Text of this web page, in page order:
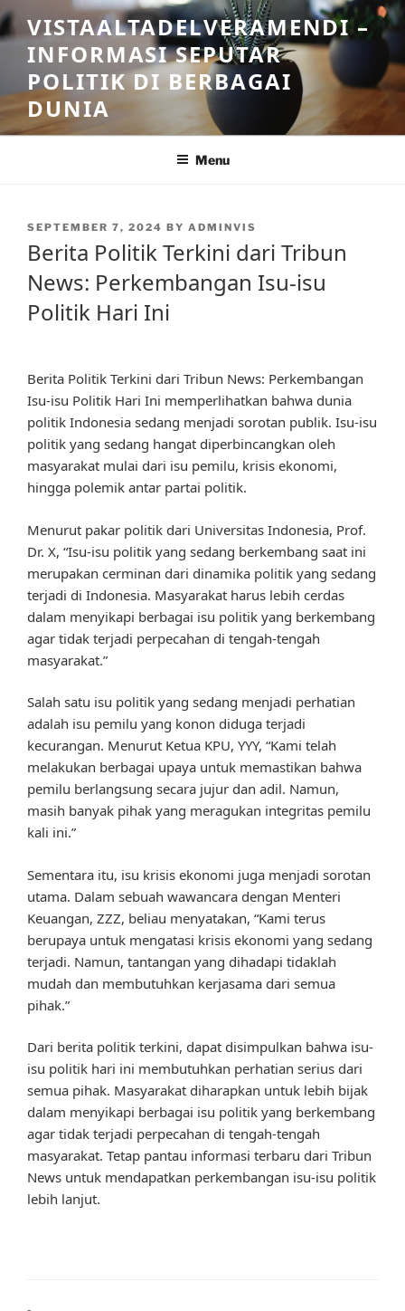
Skip
to
content
VISTAALTADELVERAMENDI –
INFORMASI SEPUTAR
POLITIK DI BERBAGAI
DUNIA
Menu
POSTED
SEPTEMBER 7, 2024 BY ADMINVIS
Berita Politik Terkini dari Tribun
News: Perkembangan Isu-isu
Politik Hari Ini
Berita Politik Terkini dari Tribun News: Perkembangan
Isu-isu Politik Hari Ini memperlihatkan bahwa dunia
politik Indonesia sedang menjadi sorotan publik. Isu-isu
politik yang sedang hangat diperbincangkan oleh
masyarakat mulai dari isu pemilu, krisis ekonomi,
hingga polemik antar partai politik.
Menurut pakar politik dari Universitas Indonesia, Prof.
Dr. X, “Isu-isu politik yang sedang berkembang saat ini
merupakan cerminan dari dinamika politik yang sedang
terjadi di Indonesia. Masyarakat harus lebih cerdas
dalam menyikapi berbagai isu politik yang berkembang
agar tidak terjadi perpecahan di tengah-tengah
masyarakat.”
Salah satu isu politik yang sedang menjadi perhatian
adalah isu pemilu yang konon diduga terjadi
kecurangan. Menurut Ketua KPU, YYY, “Kami telah
melakukan berbagai upaya untuk memastikan bahwa
pemilu berlangsung secara jujur dan adil. Namun,
masih banyak pihak yang meragukan integritas pemilu
kali ini.”
Sementara itu, isu krisis ekonomi juga menjadi sorotan
utama. Dalam sebuah wawancara dengan Menteri
Keuangan, ZZZ, beliau menyatakan, “Kami terus
berupaya untuk mengatasi krisis ekonomi yang sedang
terjadi. Namun, tantangan yang dihadapi tidaklah
mudah dan membutuhkan kerjasama dari semua
pihak.”
Dari berita politik terkini, dapat disimpulkan bahwa isu-
isu politik hari ini membutuhkan perhatian serius dari
semua pihak. Masyarakat diharapkan untuk lebih bijak
dalam menyikapi berbagai isu politik yang berkembang
agar tidak terjadi perpecahan di tengah-tengah
masyarakat. Tetap pantau informasi terbaru dari Tribun
News untuk mendapatkan perkembangan isu-isu politik
lebih lanjut.